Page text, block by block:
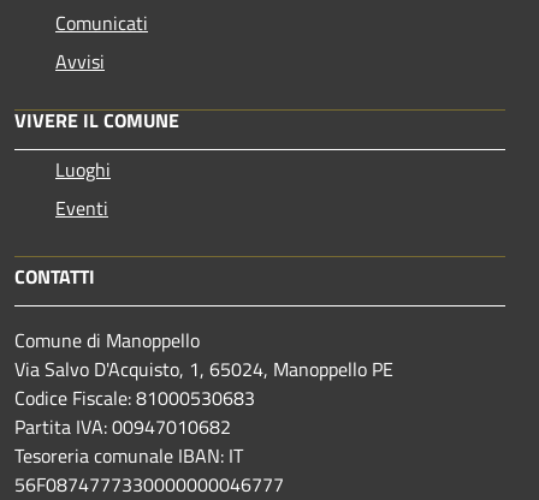
Comunicati
Avvisi
VIVERE IL COMUNE
Luoghi
Eventi
CONTATTI
Comune di Manoppello
Via Salvo D'Acquisto, 1, 65024, Manoppello PE
Codice Fiscale: 81000530683
Partita IVA: 00947010682
Tesoreria comunale IBAN: IT
56F0874777330000000046777